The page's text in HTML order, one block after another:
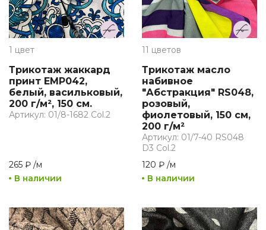
1 цвет
Трикотаж жаккард
принт EMP042,
белый, васильковый,
200 г/м², 150 см.
Артикул: 01/8-1682 Col.2
265 ₽ /м
В наличии
11 цветов
Трикотаж масло
набивное
"Абстракция" RS048,
розовый,
фиолетовый, 150 см,
200 г/м²
Артикул: 01/7-40 RS048
D3 Col.2
120 ₽ /м
В наличии